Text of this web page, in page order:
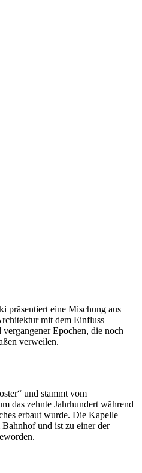
präsentiert eine Mischung aus
mit dem Einfluss
Epochen, die noch
verweilen.
und stammt vom
das zehnte Jahrhundert während
erbaut wurde. Die Kapelle
Bahnhof und ist zu einer der